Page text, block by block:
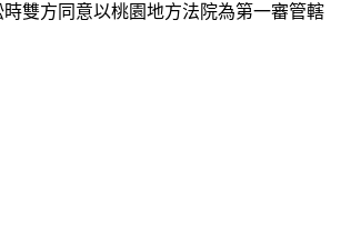
時雙方同意以桃園地方法院為第一審管轄